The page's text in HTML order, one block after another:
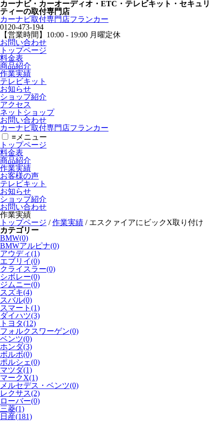
カーナビ・カーオーディオ・ETC・テレビキット・セキュリ
ティーの取付専門店
カーナビ取付専⾨店フランカー
0120-473-194
【営業時間】 10:00 - 19:00 月曜定休
お問い合わせ
トップページ
料金表
商品紹介
作業実績
テレビキット
お知らせ
ショップ紹介
アクセス
ネットショップ
お問い合わせ
カーナビ取付専⾨店フランカー
≡ メニュー
トップページ
料金表
商品紹介
作業実績
お客様の声
テレビキット
お知らせ
ショップ紹介
お問い合わせ
作業実績
トップページ /作業実績 / エスクァイアにビックX取り付け
カテゴリー
BMW(0)
BMWアルピナ(0)
アウディ(1)
エブリイ(0)
クライスラー(0)
シボレー(0)
ジムニー(0)
スズキ(4)
スバル(0)
スマート(1)
ダイハツ(3)
トヨタ(12)
フォルクスワーゲン(0)
ベンツ(0)
ホンダ(3)
ボルボ(0)
ポルシェ(0)
マツダ(1)
マークX(1)
メルセデス・ベンツ(0)
レクサス(2)
ローバー(0)
三菱(1)
日産(181)